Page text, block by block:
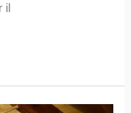
il